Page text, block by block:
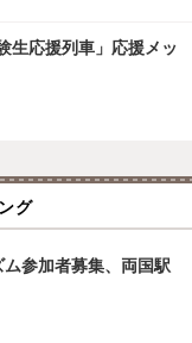
生応援列車」応援メッ
グ
参加者募集、両国駅